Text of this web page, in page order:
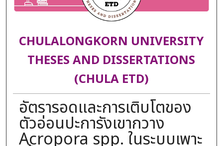
CHULALONGKORN UNIVERSITY
THESES AND DISSERTATIONS
(CHULA ETD)
อัตรารอดและการเติบโตของ
ตัวอ่อนปะการังเขากวาง
Acropora spp. ในระบบเพาะ